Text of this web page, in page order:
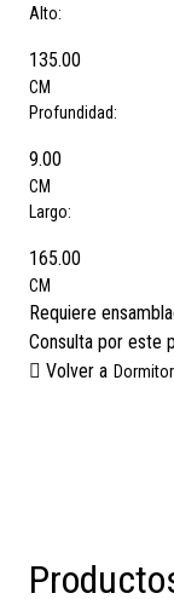
Alto:
135.00
CM
Profundidad:
9.00
CM
Largo:
165.00
CM
Requiere
Consulta por este
Volver a